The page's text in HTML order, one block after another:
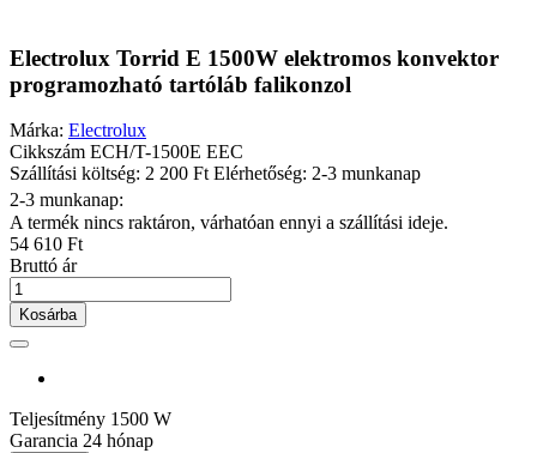
Electrolux Torrid E 1500W elektromos konvektor
programozható tartóláb falikonzol
Márka: Electrolux
Cikkszám ECH/T-1500E EEC
Szállítási költség: 2 200 FtElérhetőség: 2-3 munkanap
2-3 munkanap:
A termék nincs raktáron, várhatóan ennyi a szállítási ideje.
54 610 Ft
Bruttó ár
Kosárba
Teljesítmény 1500 W
Garancia 24 hónap